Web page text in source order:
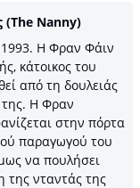
Nanny)
1993. Η Φραν Φάιν
κάτοικος του
από τη δουλειάς
της. Η Φραν
στην πόρτα
παραγωγού του
να πουλήσει
της νταντάς της